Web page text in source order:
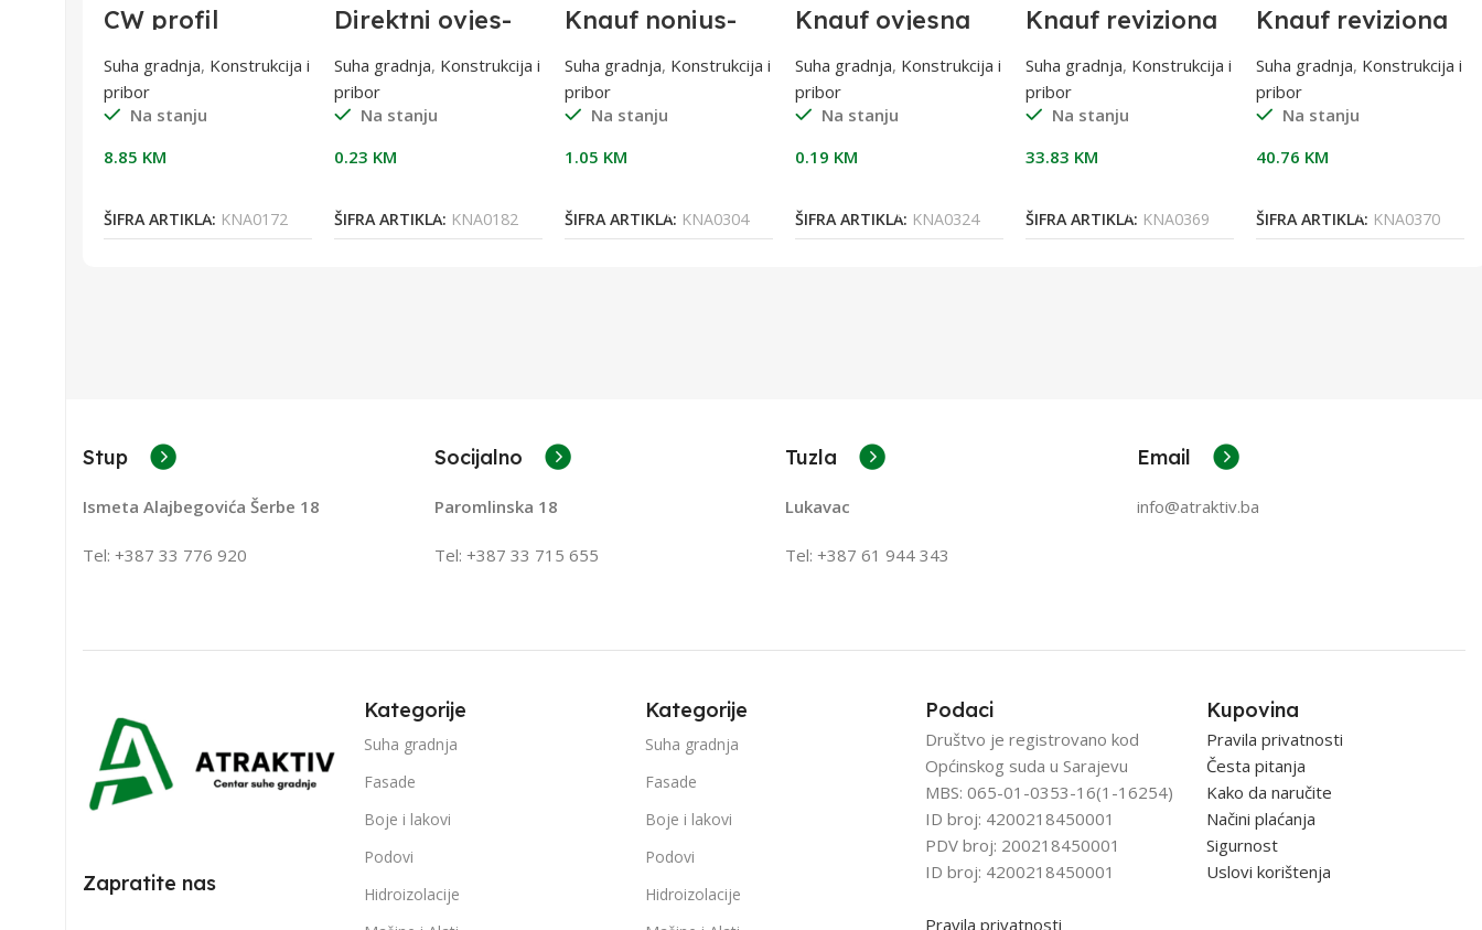
CW profil
50/4000 0,6 mm
Suha gradnja, Konstrukcija i
pribor
Na stanju
8.85 KM
ŠIFRA ARTIKLA: KNA0172
Direktni ovjes-
justijer 12,5cm
Suha gradnja, Konstrukcija i
pribor
Na stanju
0.23 KM
ŠIFRA ARTIKLA: KNA0182
Knauf nonius-
za CD 60/27
Suha gradnja, Konstrukcija i
pribor
Na stanju
1.05 KM
ŠIFRA ARTIKLA: KNA0304
Knauf ovjesna
žica 25 cm
Suha gradnja, Konstrukcija i
pribor
Na stanju
0.19 KM
ŠIFRA ARTIKLA: KNA0324
Knauf reviziona
20×20 klik
Suha gradnja, Konstrukcija i
pribor
Na stanju
33.83 KM
ŠIFRA ARTIKLA: KNA0369
Knauf reviziona
30×30 klik
Suha gradnja, Konstrukcija i
pribor
Na stanju
40.76 KM
ŠIFRA ARTIKLA: KNA0370
Stup
Ismeta Alajbegovića Šerbe 18
Tel: +387 33 776 920
Socijalno
Paromlinska 18
Tel: +387 33 715 655
Tuzla
Lukavac
Tel: +387 61 944 343
Email
info@atraktiv.ba
Zapratite nas
Kategorije
Suha gradnja
Fasade
Boje i lakovi
Podovi
Hidroizolacije
Kategorije
Suha gradnja
Fasade
Boje i lakovi
Podovi
Hidroizolacije
Podaci
Društvo je registrovano kod
Općinskog suda u Sarajevu
MBS: 065-01-0353-16(1-16254)
ID broj: 4200218450001
PDV broj: 200218450001
ID broj: 4200218450001
Pravila privatnosti
Kupovina
Pravila privatnosti
Česta pitanja
Kako da naručite
Načini plaćanja
Sigurnost
Uslovi korištenja